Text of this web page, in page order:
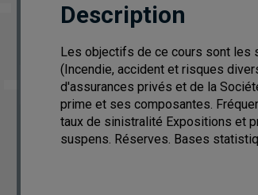
Description
Les objectifs de ce cours sont les
(Incendie, accident et risques
d'assurances privés et de la
prime et ses composantes.
taux de sinistralité Expositions et
suspens. Réserves. Bases